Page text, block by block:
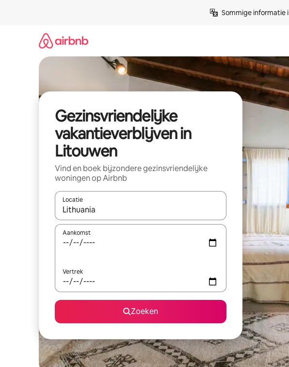
Sommige informatie
Gezinsvriendelijke
vakantieverblijven in
Litouwen
Vind en boek bijzondere gezinsvriendelijke
woningen op Airbnb
Locatie
Wanneer er resultaten beschikbaar zijn, maak je een keuze met je de
Aankomst
Vertrek
Zoeken